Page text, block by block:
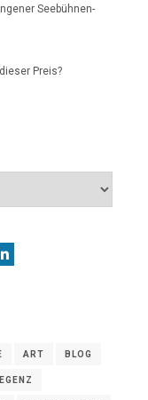
Seebühnen-
Preis?
ART BLOG